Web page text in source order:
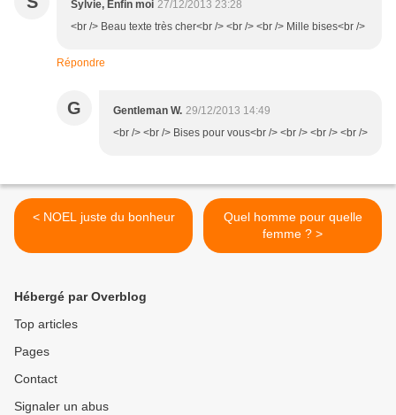
Sylvie, Enfin moi 27/12/2013 23:28
<br /> Beau texte très cher<br /> <br /> <br /> Mille bises<br />
Répondre
G Gentleman W. 29/12/2013 14:49
<br /> <br /> Bises pour vous<br /> <br /> <br /> <br />
< NOEL juste du bonheur
Quel homme pour quelle
femme ? >
Hébergé par Overblog
Top articles
Pages
Contact
Signaler un abus